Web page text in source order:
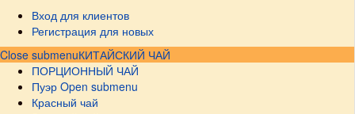
Вход для клиентов
Регистрация для новых
Close submenuКИТАЙСКИЙ ЧАЙ
ПОРЦИОННЫЙ ЧАЙ
Пуэр Open submenu
Красный чай